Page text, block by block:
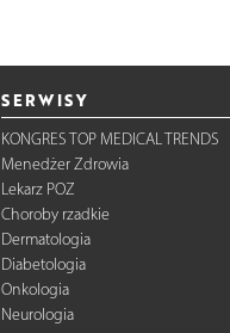
SERWISY
KONGRES TOP MEDICAL TRENDS
Menedżer Zdrowia
Lekarz POZ
Choroby rzadkie
Dermatologia
Diabetologia
Onkologia
Neurologia